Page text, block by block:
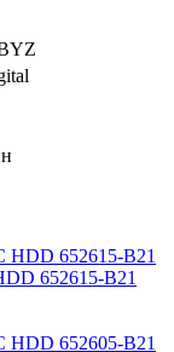
652615-B21